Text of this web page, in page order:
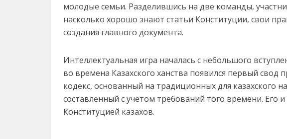
молодые семьи. Разделившись на две команды,
насколько хорошо знают статьи Конституции, свои
создания главного документа.
Интеллектуальная игра началась с небольшого
во времена Казахского ханства появился первый свод
кодекс, основанный на традиционных для казахского
составленный с учетом требований того времени. Его
Конституцией казахов.